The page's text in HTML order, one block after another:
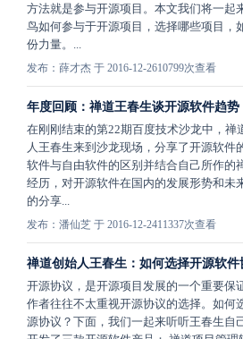
方法就是参与开源项目。本文我们将一起
鸟如何参与于开源项目，选择哪些项目，
份力量。...
发布：薛才杰 于 2016-12-2610799次查看
年度回顾：禅道王春生谈开源软件趋势
在刚刚结束的第22期百度技术沙龙中，禅
人王春生来到沙龙现场，分享了开源软件
软件与自由软件的区别并结合自己所作的
经历，对开源软件在国内的发展形势和未
的分享...
发布：潘仙芝 于 2016-12-2411337次查看
禅道创始人王春生：如何选择开源软件
开源协议，是开源项目发展的一个重要保
作者往往不太重视开源协议的选择。如何
源协议？下面，我们一起来听听王春生